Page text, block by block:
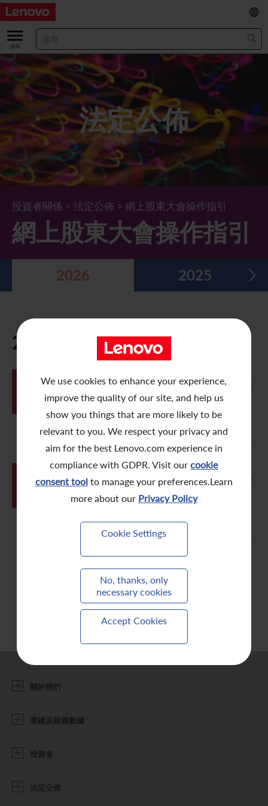
We use cookies to enhance your experience,
improve the quality of our site, and help us
show you things that are more likely to be
relevant to you. We respect your privacy and
aim for the best Lenovo.com experience in
compliance with GDPR. Visit ourcookie
consent toolto manage your preferences.Learn
more about our Privacy Policy
Cookie Settings
No, thanks, only
necessary cookies
Accept Cookies
關於我們
關於公司
董事長兼首席執行官報告書
管理團隊 (英文版)
公司資料
Lenovo.com
公司新聞
業績及財務數據
主要財務數據
業績及推介材料
綜合損益表
綜合全面收益表
綜合資產負債表
五年財務摘要
投資者
股票資料
股價資訊
新投資者
投資者活動年曆
過去投資者活動
股息資料
常見問題
獎項與嘉許
法定公佈
最新消息
年報/中期報告
公告
月報表/翌日披露報表
致非登記股東函件
股份購回報告 (於二零零八年七月四日或之前)
公告 (補發已遺失的股份證明書)
附屬公司董事名單
企業管治
董事會
董事委員會
可持續發展
董事會對環境、社會及管治事宜的監管
環境、社會及管治報告
聯合國可持續發展目標
新聞和資源
多媒體資料庫
EN
/
简
法定公佈
投資者關係 > 法定公佈 > 網上股東大會操作指引
網上股東大會操作指引
2026 2025
2026
06月
26
卓佳電子投票系統 – 電子委任代表操作
指引
26
卓佳電子投票系統 – 網上股東大會操作
指引
關於我們
業績及財務數據
投資者
法定公佈